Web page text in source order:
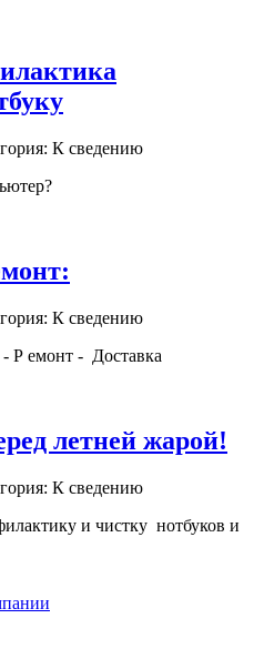
К сведению
К сведению
- Р емонт - Доставка
летней жарой!
К сведению
и чистку нотбуков и